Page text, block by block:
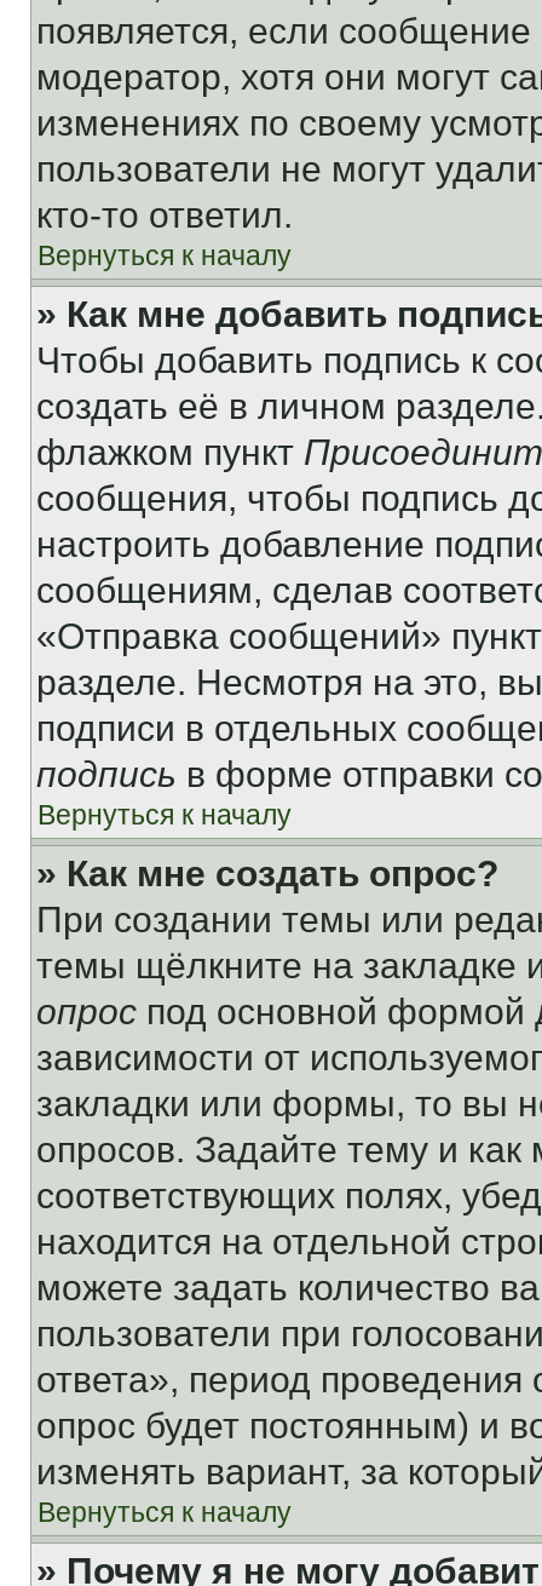
появляется, если
модератор, хотя они могут
изменениях по своему
пользователи не могут
кто-то ответил.
Вернуться к началу
» Как мне добавить
Чтобы добавить подпись к
создать её в личном
флажком пункт
сообщения, чтобы подпись
настроить добавление
сообщениям, сделав
«Отправка сообщений»
разделе. Несмотря на это,
подписи в отдельных
подпись в форме отправки
Вернуться к началу
» Как мне создать опрос?
При создании темы или
темы щёлкните на
опрос под основной формой
зависимости от
закладки или формы, то вы
опросов. Задайте тему и
соответствующих полях,
находится на отдельной
можете задать количество
пользователи при
ответа», период проведения
опрос будет постоянным) и
изменять вариант, за
Вернуться к началу
» Почему я не могу